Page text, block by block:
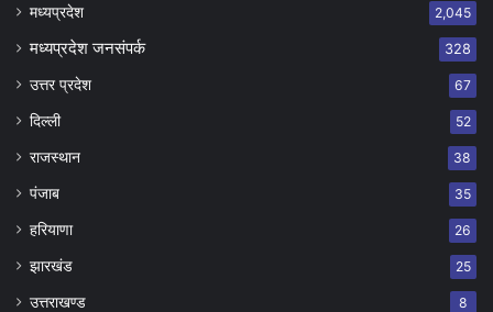
मध्यप्रदेश 2,045
मध्यप्रदेश जनसंपर्क 328
उत्तर प्रदेश 67
दिल्ली 52
राजस्थान 38
पंजाब 35
हरियाणा 26
झारखंड 25
उत्तराखण्ड 8